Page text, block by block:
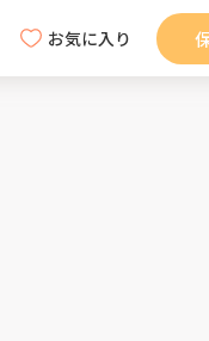
お気に入り